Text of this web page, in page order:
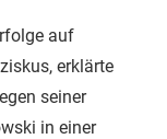
auf
erklärte
seiner
in einer